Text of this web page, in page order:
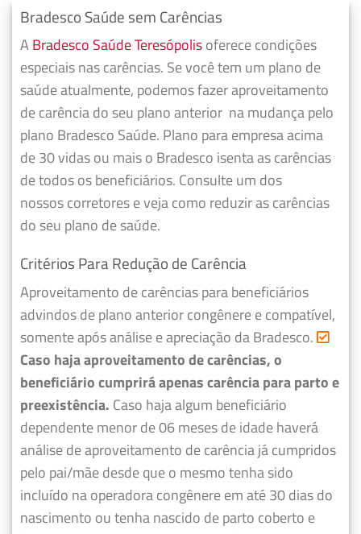
Bradesco Saúde sem Carências
A Bradesco Saúde Teresópolisoferece condições
especiais nas carências. Se você tem um plano de
saúde atualmente, podemos fazeraproveitamento
de carência do seu plano anterior na mudança pelo
plano Bradesco Saúde. Plano para empresa acima
de 30 vidas ou mais o Bradesco isenta as carências
de todos os beneficiários. Consulte um dos
nossos corretores e veja como reduzir as carências
do seu plano de saúde.
Critérios Para Redução de Carência
Aproveitamento de carências para beneficiários
advindos de plano anterior congênere e compatível,
somente após análise e apreciação da Bradesco.
Caso haja aproveitamento de carências, o
beneficiário cumprirá apenas carência para parto e
preexistência. Caso haja algum beneficiário
dependente menor de 06 meses de idade haverá
análise de aproveitamento de carência já cumpridos
pelo pai/mãe desde que o mesmo tenha sido
incluído na operadora congênere em até 30 dias do
nascimento ou tenha nascido de parto coberto e